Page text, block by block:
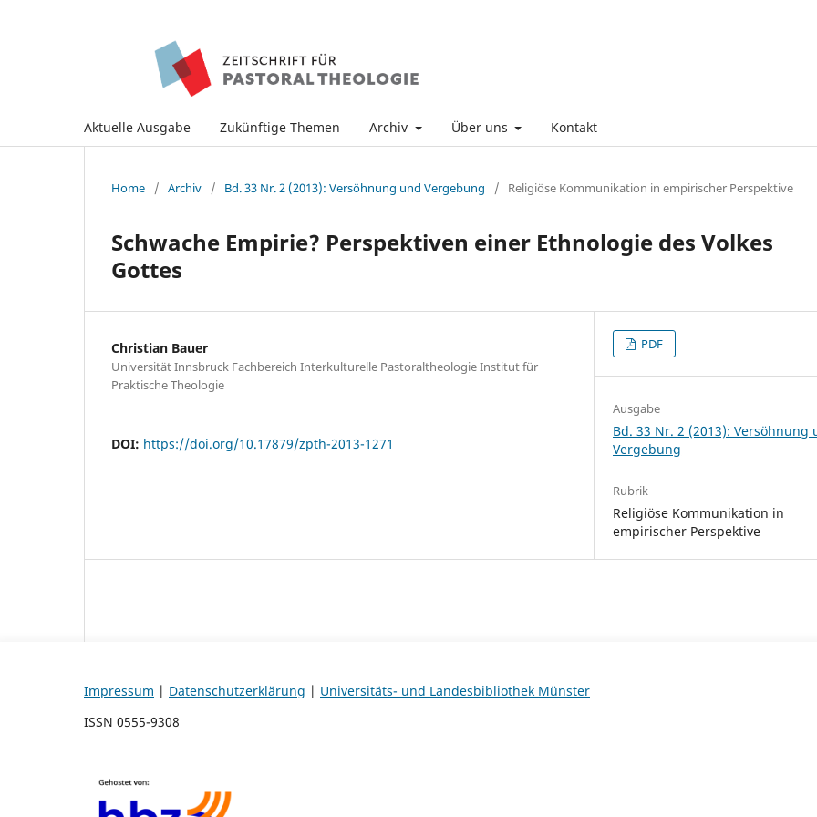
Aktuelle Ausgabe Zukünftige Themen Archiv Über uns Kontakt
Home / Archiv / Bd. 33 Nr. 2 (2013): Versöhnung und Vergebung / Religiöse Kommunikation in empirischer Perspektive
Schwache Empirie? Perspektiven einer Ethnologie des Volkes
Gottes
Christian Bauer
Universität Innsbruck Fachbereich Interkulturelle Pastoraltheologie Institut für
Praktische Theologie
DOI: https://doi.org/10.17879/zpth-2013-1271
PDF
Ausgabe
Bd. 33 Nr. 2 (2013): Versöhnung
Vergebung
Rubrik
Religiöse Kommunikation in
empirischer Perspektive
Impressum | Datenschutzerklärung | Universitäts- und Landesbibliothek Münster
ISSN 0555-9308